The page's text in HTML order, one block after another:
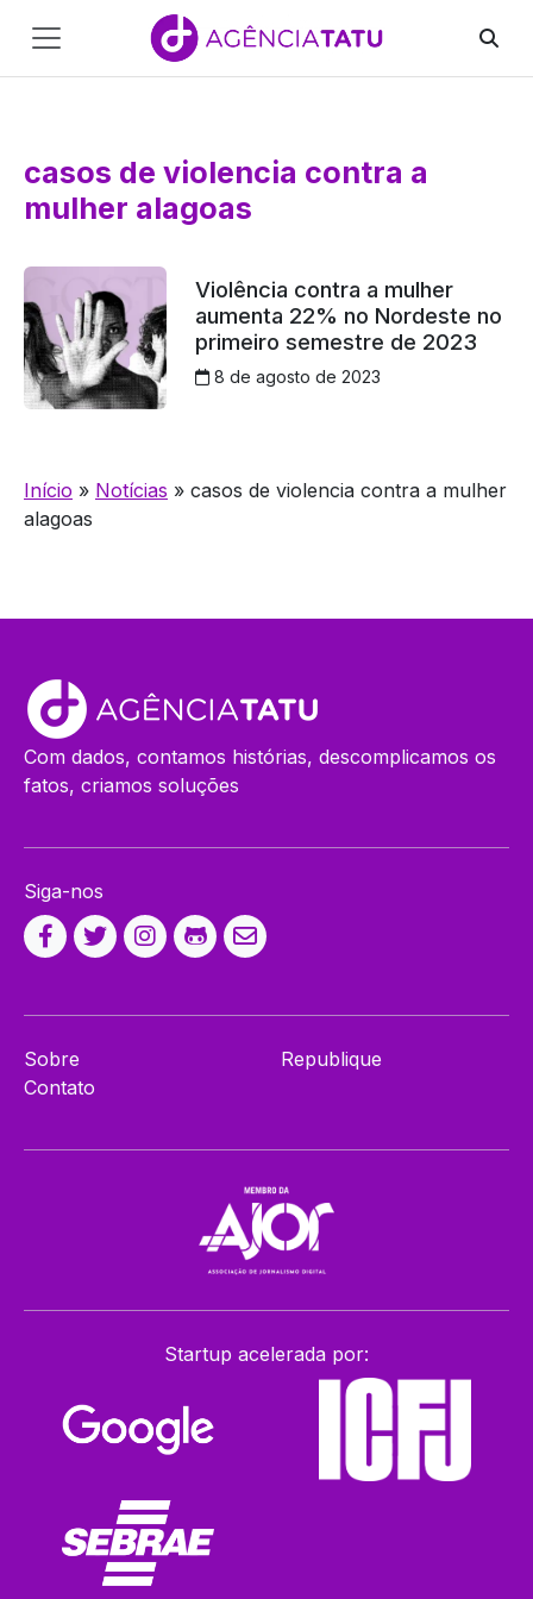
Main
Navigation
casos de violencia contra a
mulher alagoas
Violência contra a mulher
aumenta 22% no Nordeste no
primeiro semestre de 2023
8 de agosto de 2023
Início » Notícias » casos de violencia contra a mulher
alagoas
Com dados, contamos histórias, descomplicamos os
fatos, criamos soluções
Siga-nos
Sobre
Contato
Republique
Startup acelerada por: